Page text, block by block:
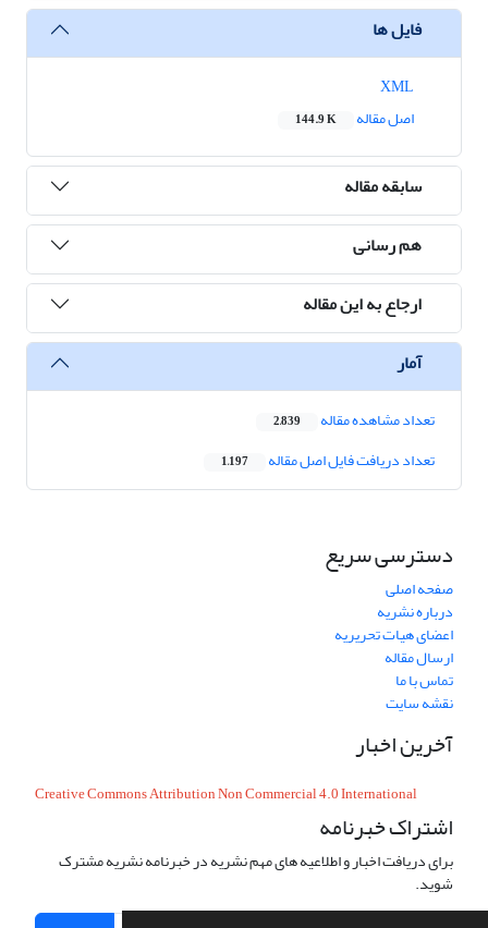
فایل ها
اصل مقاله
144.9 K
سابقه مقاله
هم رسانی
ارجاع به این مقاله
آمار
تعداد مشاهده مقاله 2,839
تعداد دریافت فایل اصل مقاله 1,197
دسترسی سریع
صفحه اصلی
درباره نشریه
اعضای هیات تحریریه
ارسال مقاله
تماس با ما
نقشه سایت
آخرین اخبار
Creative Commons Attribution Non Commercial 4.0 International
اشتراک خبرنامه
برای دریافت اخبار و اطلاعیه های مهم نشریه در خبرنامه نشریه مشترک
شوید.